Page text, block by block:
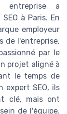
entreprise a
à Paris. En
employeur
de l'entreprise,
par le
projet aligné à
le temps de
expert SEO, ils
clé, mais ont
de l'équipe.